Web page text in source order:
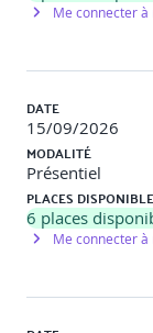
élevage.
La particularité
Accompagner
climatiques
Me connecter à
DATE
15/09/2026
MODALITÉ
Présentiel
PLACES
6 places
Me connecter à